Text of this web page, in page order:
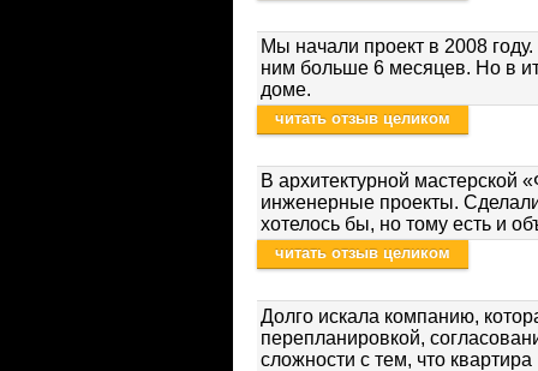
Мы начали проект в 2008
ним больше 6 месяцев. Но в
доме.
читать отзыв целиком
В архитектурной мастерской
инженерные проекты.
хотелось бы, но тому есть и
читать отзыв целиком
Долго искала компанию,
перепланировкой,
сложности с тем, что